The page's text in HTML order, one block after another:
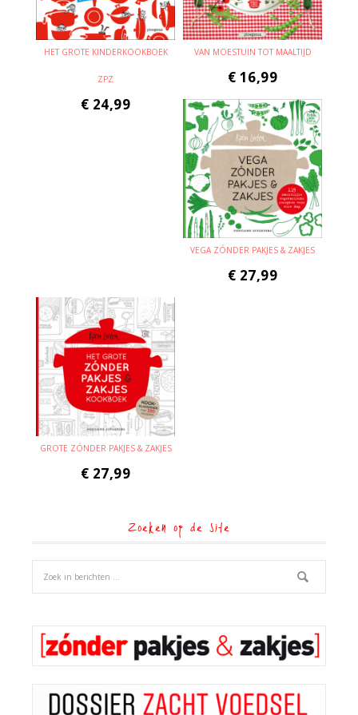
HET GROTE KINDERKOOKBOEK
ZPZ
€ 24,99
VAN MOESTUIN TOT MAALTIJD
€ 16,99
VEGA ZÓNDER PAKJES & ZAKJES
€ 27,99
GROTE ZÓNDER PAKJES & ZAKJES
€ 27,99
Zoeken op de site